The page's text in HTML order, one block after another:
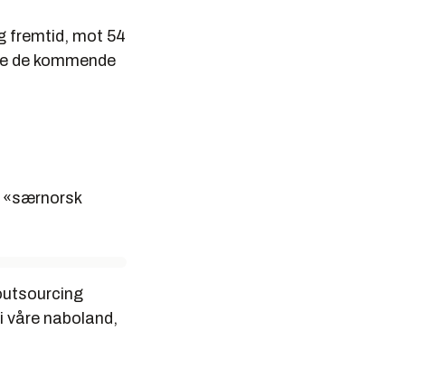
fremtid, mot 54
de kommende
«særnorsk
våre naboland,